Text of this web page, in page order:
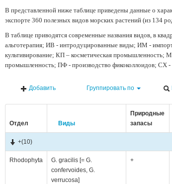
В представленной ниже таблице приведены данные о
экспорте 360 полезных видов морских растений (из 134
В таблице приводятся современные названия видов, в
альготерапия; ИВ - интродуцированные виды; ИМ -
культивирование; КП – косметическая
промышленность; ПФ - производство фикоколлоидов; СХ -
Добавить Группировать по
Отдел Виды
Природные
запасы
+(10)
Rhodophyta
G. gracilis [= G.
confervoides, G.
verrucosa]
+